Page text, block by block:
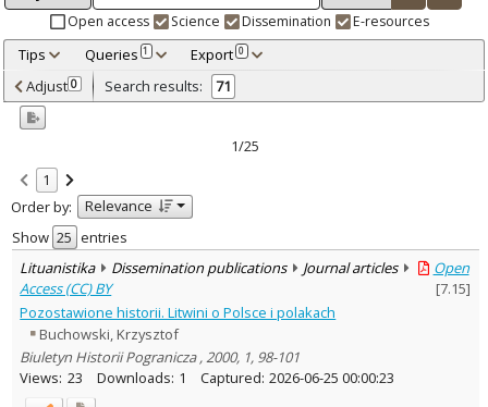
Open access Science Dissemination E-resources
Tips Queries 1 Export 0
Adjusted by criteria 0
Year
Refine
Open access
Scientific publications 69
Dissemination publications
Document Type:
Books & books parts 56
Journal articles
Subject area:
Education 1
Ethnology 7
History 55
Linguistics
Adjust 0 Search results: 71
1/25
1
Order by:
Relevance
Show
entries
Lituanistika
Dissemination publications Journal articles
Open
Access (CC) BY
[7.15]
Pozostawione historii. Litwini o Polsce i polakach
Buchowski, Krzysztof
Biuletyn Historii Pogranicza , 2000, 1, 98-101
Views: 23 Downloads: 1 Captured: 2026-06-25 00:00:23